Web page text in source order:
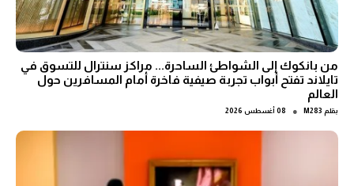
من بانكوك إلى الشواطئ الساحرة... مراكز سنترال للتسوق في
تايلاند تفتح أبواب تجربة صيفية فاخرة أمام المسافرين حول
العالم
بقلم M283
● 08 أغسطس 2026